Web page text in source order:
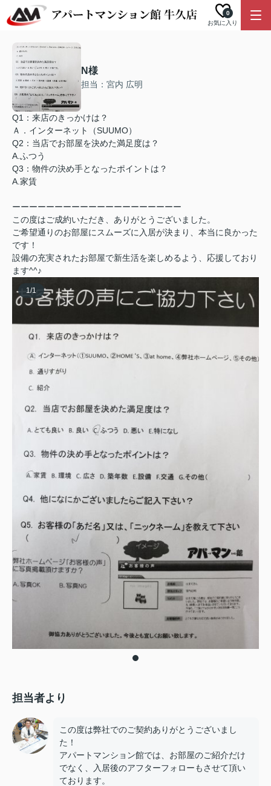
お気に入り
0
N様
担当：宮内 広明
Q1：来店のきっかけは？
Ａ．インターネット（SUUMO）
Q2：当店でお部屋を決めた満足度は？
A.ふつう
Q3：物件の決め手となったポイントは？
A.家賃
ーーーーーーーーーーーーーーーーーーーー
この度はご成約いただき、ありがとうございました。
ご希望通りのお部屋にスムーズに入居が決まり、本当に良かった
です！
設備の充実されたお部屋で新生活を楽しめるよう、応援しており
ます^^♪
1/1
担当者より
この度は弊社でのご契約ありがとうございまし
た！
アパートマンション館では、お部屋のご紹介だけ
でなく、入居後のアフターフォローもさせて頂い
ております。